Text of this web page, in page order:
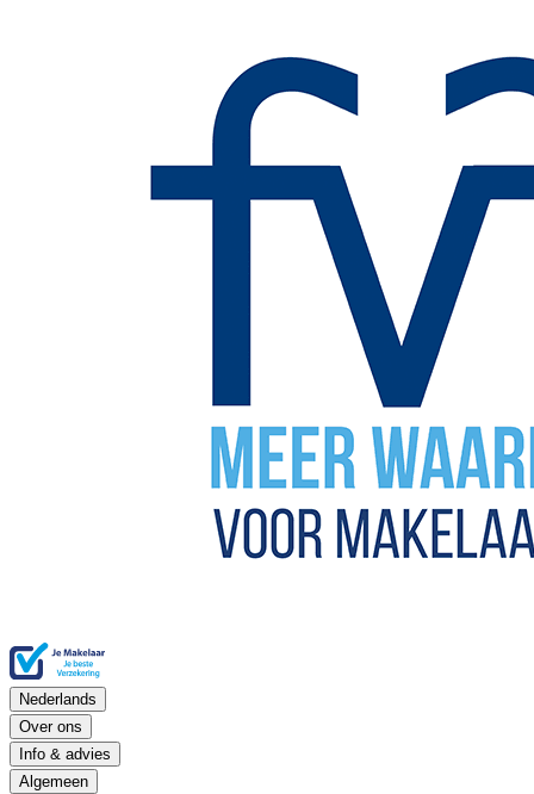
Nederlands
Over ons
Info & advies
Algemeen